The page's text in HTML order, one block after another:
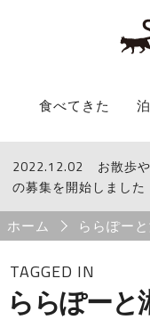
STROLL Menu
食べてきた
STROLLからのお知
2022.12.02
お散歩
の募集を開始しました
Breadcrumb
ホーム ららぽー
TAGGED IN
ららぽーと